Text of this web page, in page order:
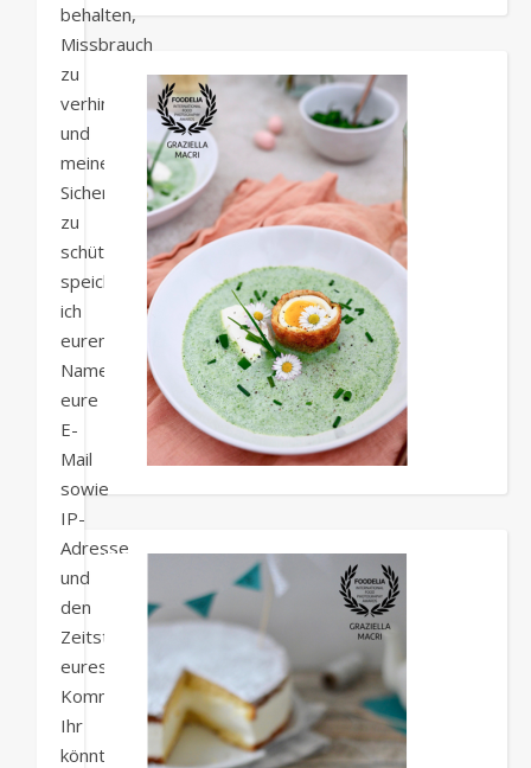
behalten,
Missbrauch
zu
verhindern
und
meine
Sicherheit
zu
schützen,
speichere
ich
euren
Namen,
eure
E-
Mail
sowie
IP-
Adresse
und
den
Zeitstempel
eures
Kommentars.
Ihr
könnt